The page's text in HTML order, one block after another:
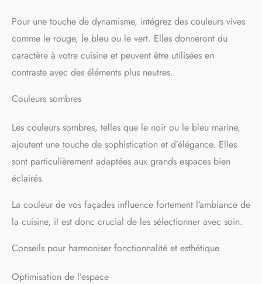
Pour une touche de dynamisme, intégrez des couleurs vives
comme le rouge, le bleu ou le vert. Elles donneront du
caractère à votre cuisine et peuvent être utilisées en
contraste avec des éléments plus neutres.
Couleurs sombres
Les couleurs sombres, telles que le noir ou le bleu marine,
ajoutent une touche de sophistication et d’élégance. Elles
sont particulièrement adaptées aux grands espaces bien
éclairés.
La couleur de vos façades influence fortement l’ambiance de
la cuisine, il est donc crucial de les sélectionner avec soin.
Conseils pour harmoniser fonctionnalité et esthétique
Optimisation de l’espace